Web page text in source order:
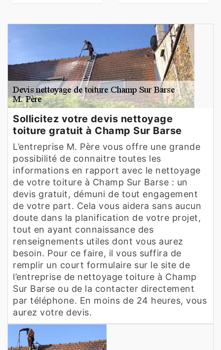
Sollicitez votre devis nettoyage
toiture gratuit à Champ Sur Barse
L’entreprise M. Père vous offre une grande
possibilité de connaitre toutes les
informations en rapport avec le nettoyage
de votre toiture à Champ Sur Barse : un
devis gratuit, démuni de tout engagement
de votre part. Cela vous aidera sans aucun
doute dans la planification de votre projet,
tout en ayant connaissance des
renseignements utiles dont vous aurez
besoin. Pour ce faire, il vous suffira de
remplir un court formulaire sur le site de
l’entreprise de nettoyage toiture à Champ
Sur Barse ou de la contacter directement
par téléphone. En moins de 24 heures, vous
aurez votre devis.